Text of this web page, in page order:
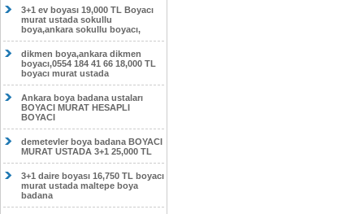
3+1 ev boyası 19,000 TL Boyacı
murat ustada sokullu
boya,ankara sokullu boyacı,
dikmen boya,ankara dikmen
boyacı,0554 184 41 66 18,000 TL
boyacı murat ustada
Ankara boya badana ustaları
BOYACI MURAT HESAPLI
BOYACI
demetevler boya badana BOYACI
MURAT USTADA 3+1 25,000 TL
3+1 daire boyası 16,750 TL boyacı
murat ustada maltepe boya
badana